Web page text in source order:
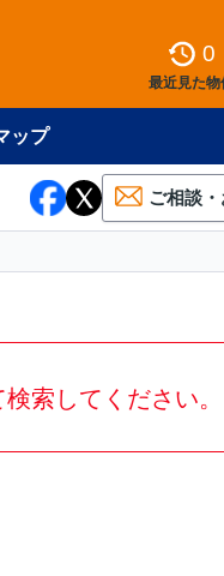
0
最近見た物
ップ
ご相談
索してください。